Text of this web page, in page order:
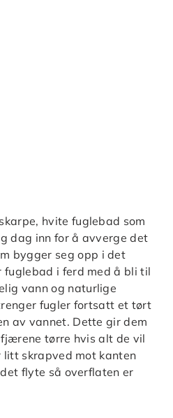
hvite fuglebad som
dag inn for å avverge det
bygger seg opp i det
fuglebad i ferd med å bli til
vann og naturlige
fugler fortsatt et tørt
av vannet. Dette gir dem
tørre hvis alt de vil
litt skrapved mot kanten
flyte så overflaten er